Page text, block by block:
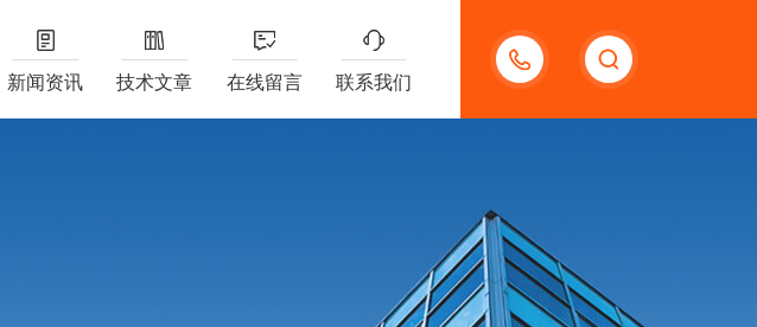
13132097161
新闻资讯 技术文章 在线留言 联系我们